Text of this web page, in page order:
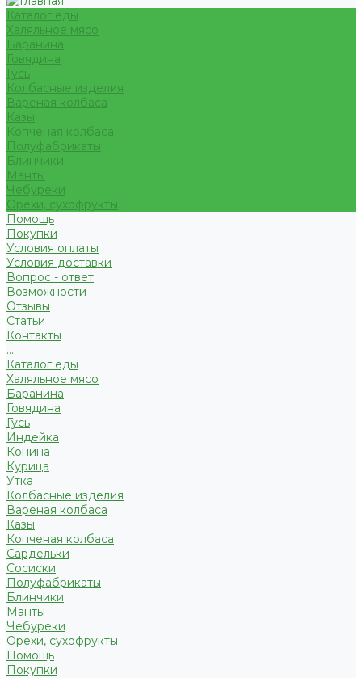
Каталог еды
Халяльное мясо
Баранина
Говядина
Гусь
Колбасные изделия
Вареная колбаса
Казы
Копченая колбаса
Полуфабрикаты
Блинчики
Манты
Чебуреки
Орехи, сухофрукты
Помощь
Покупки
Условия оплаты
Условия доставки
Вопрос - ответ
Возможности
Отзывы
Статьи
Контакты
...
Каталог еды
Халяльное мясо
Баранина
Говядина
Гусь
Индейка
Конина
Курица
Утка
Колбасные изделия
Вареная колбаса
Казы
Копченая колбаса
Сардельки
Сосиски
Полуфабрикаты
Блинчики
Манты
Чебуреки
Орехи, сухофрукты
Помощь
Покупки